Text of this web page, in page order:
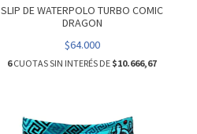
SLIP DE WATERPOLO TURBO COMIC
DRAGON
$64.000
6CUOTAS SIN INTERÉS DE $10.666,67